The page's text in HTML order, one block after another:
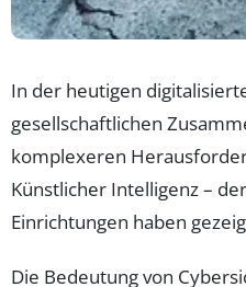
In der heutigen
gesellschaftlichen
komplexeren
Künstlicher Intelligenz –
Einrichtungen haben
Die Bedeutung von